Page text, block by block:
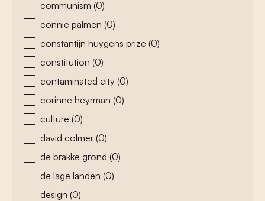
communism (0)
connie palmen (0)
constantijn huygens prize (0)
constitution (0)
contaminated city (0)
corinne heyrman (0)
culture (0)
david colmer (0)
de brakke grond (0)
de lage landen (0)
design (0)